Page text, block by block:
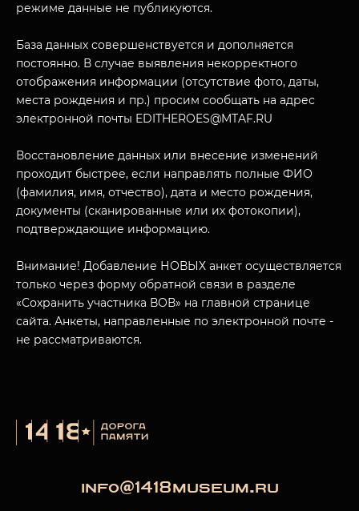
МУЗЕЙНЫЙ КОМПЛЕКС
ПОСЕТИТЕЛЯМ
О НАС
режиме данные не публикуются.
База данных совершенствуется и дополняется
постоянно. В случае выявления некорректного
отображения информации (отсутствие фото, даты,
места рождения и пр.) просим сообщать на адрес
электронной почты EDITHEROES@MTAF.RU
Восстановление данных или внесение изменений
проходит быстрее, если направлять полные ФИО
(фамилия, имя, отчество), дата и место рождения,
документы (сканированные или их фотокопии),
подтверждающие информацию.
Внимание! Добавление НОВЫХ анкет осуществляется
только через форму обратной связи в разделе
«Сохранить участника ВОВ» на главной странице
сайта. Анкеты, направленные по электронной почте -
не рассматриваются.
info@1418museum.ru